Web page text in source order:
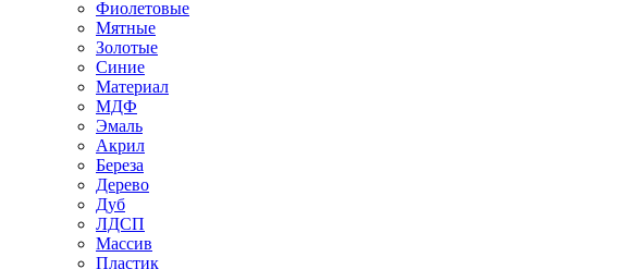
Фиолетовые
Мятные
Золотые
Синие
Материал
МДФ
Эмаль
Акрил
Береза
Дерево
Дуб
ЛДСП
Массив
Пластик